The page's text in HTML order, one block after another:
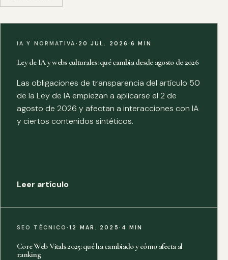
IA Y NORMATIVA · 20 JUL. 2026·6 MIN
Ley de IA y webs culturales: qué cambia desde agosto de 2026
Las obligaciones de transparencia del artículo 50
de la Ley de IA empiezan a aplicarse el 2 de
agosto de 2026 y afectan a interacciones con IA
y ciertos contenidos sintéticos.
Leer artículo
SEO TÉCNICO·12 MAR. 2025 · 4 MIN
Core Web Vitals 2025: qué ha cambiado y cómo afecta al
ranking